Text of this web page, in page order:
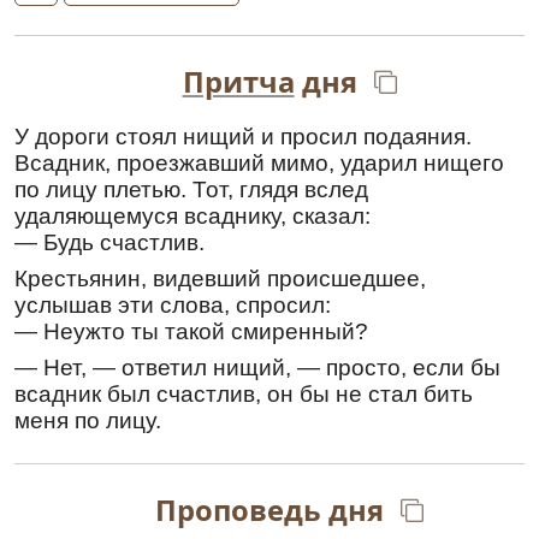
Иерусали́м,/ иде́же ны́не предстоя́,// моли́ся
непреста́нно о всех нас.
Истинными путями следуя заповедям
Господа Твоего,пророкОсия, наполнившись
Духа Святого и получив дар пророчества,
провозгласил ты Израилю Христово
пришествие, которое должно произойти в
последние дни, обличая сбившихся с
правильного пути людей и направляя на
путь, ведущий в Небесный Иерусалим, где
сейчас предстоя, молись непрестанно обо
всех нас.
Ин кондак,глас 4
Просвети́вшееся Ду́хом чи́стое твое́ се́рдце/
проро́чества бысть светле́йшаго прия́телище:/
зри́ши бо, я́ко настоя́щая, дале́че су́щая,// сего́
Притча дня
У дороги стоял нищий и просил подаяния.
Всадник, проезжавший мимо, ударил нищего
по лицу плетью. Тот, глядя вслед
удаляющемуся всаднику, сказал:
— Будь счастлив.
Крестьянин, видевший происшедшее,
услышав эти слова, спросил:
— Неужто ты такой смиренный?
— Нет, — ответил нищий, — просто, если бы
всадник был счастлив, он бы не стал бить
меня по лицу.
Проповедь дня